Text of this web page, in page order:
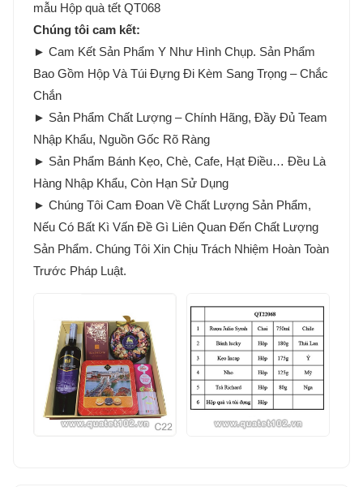
mẫu Hộp quà tết QT068
Chúng tôi cam kết:
► Cam Kết Sản Phẩm Y Như Hình Chụp. Sản Phẩm
Bao Gồm Hộp Và Túi Đựng Đi Kèm Sang Trọng – Chắc
Chắn
► Sản Phẩm Chất Lượng – Chính Hãng, Đầy Đủ Team
Nhập Khẩu, Nguồn Gốc Rõ Ràng
► Sản Phẩm Bánh Kẹo, Chè, Cafe, Hạt Điều… Đều Là
Hàng Nhập Khẩu, Còn Hạn Sử Dụng
► Chúng Tôi Cam Đoan Về Chất Lượng Sản Phẩm,
Nếu Có Bất Kì Vấn Đề Gì Liên Quan Đến Chất Lượng
Sản Phẩm. Chúng Tôi Xin Chịu Trách Nhiệm Hoàn Toàn
Trước Pháp Luật.